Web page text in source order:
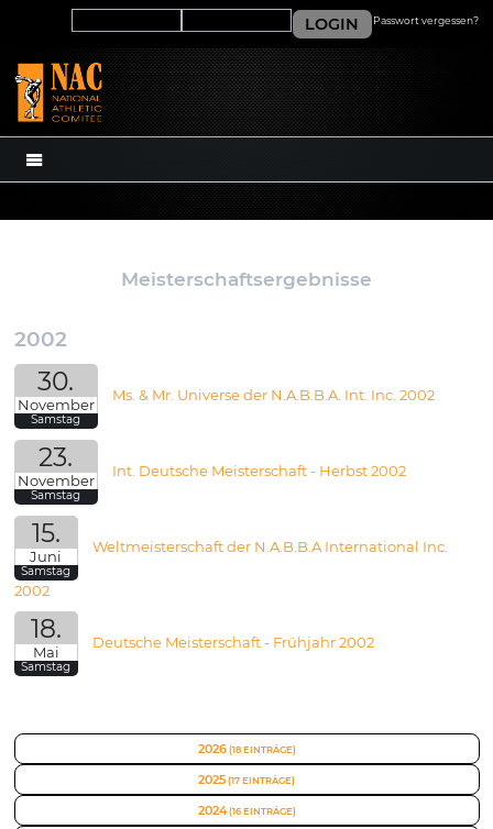
Passwort vergessen?
LOGIN
MENÜ
Meisterschaftsergebnisse
2002
30.
November
Samstag
Ms. & Mr. Universe der N.A.B.B.A. Int. Inc. 2002
23.
November
Samstag
Int. Deutsche Meisterschaft - Herbst 2002
15.
Juni
Samstag
Weltmeisterschaft der N.A.B.B.A International Inc.
2002
18.
Mai
Samstag
Deutsche Meisterschaft - Frühjahr 2002
2026(18 EINTRÄGE)
2025 (17 EINTRÄGE)
2024(16 EINTRÄGE)